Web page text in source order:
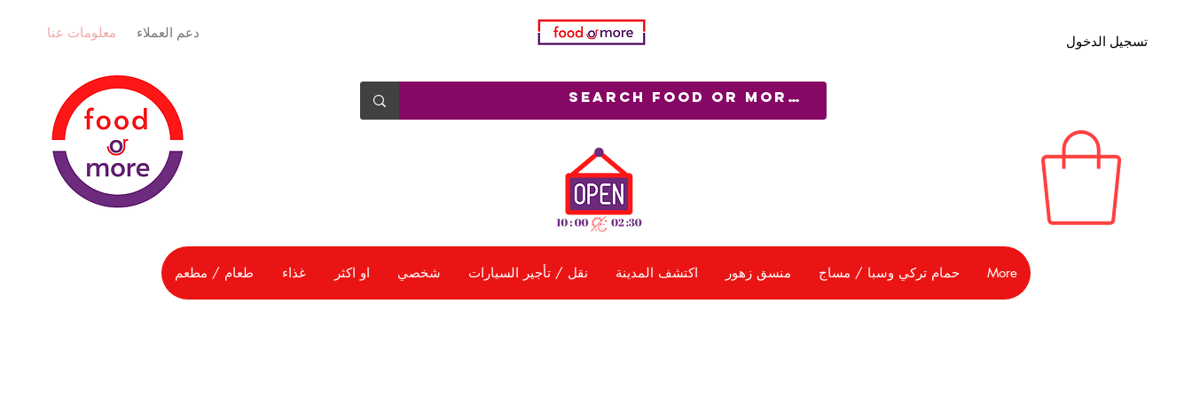
معلومات عنا دعم العملاء تسجيل الدخول
طعام / مطعم غذاء او اكثر شخصي نقل / تأجير السيارات اكتشف المدينة منسق زهور حمام تركي وسبا / مساج More